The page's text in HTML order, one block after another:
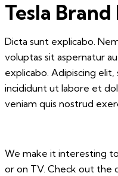
Tesla Brand
Dicta sunt explicabo.
voluptas sit aspernatur
explicabo. Adipiscing
incididunt ut labore et
veniam quis nostrud
We make it interesting
or on TV. Check out the